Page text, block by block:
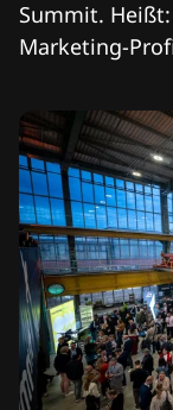
Summit.
Marketing-